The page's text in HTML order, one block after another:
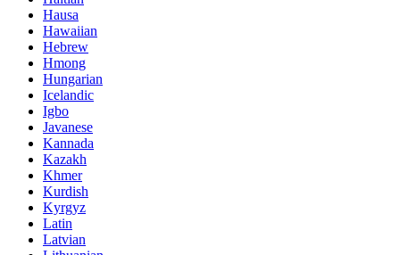
Hausa
Hawaiian
Hebrew
Hmong
Hungarian
Icelandic
Igbo
Javanese
Kannada
Kazakh
Khmer
Kurdish
Kyrgyz
Latin
Latvian